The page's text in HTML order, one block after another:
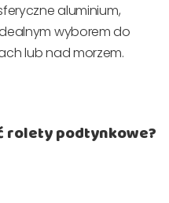
aluminium,
wyborem do
lub nad morzem.
rolety podtynkowe?